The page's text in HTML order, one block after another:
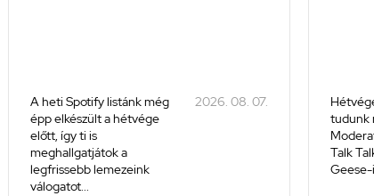
A heti Spotify listánk még
épp elkészült a hétvége
előtt, így ti is
meghallgatjátok a
legfrissebb lemezeink
válogatot...
2026. 08. 07.
tudunk
Talk
Geese-